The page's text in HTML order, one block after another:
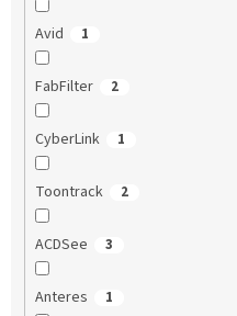
Avid 1
FabFilter 2
CyberLink 1
Toontrack 2
ACDSee 3
Anteres 1